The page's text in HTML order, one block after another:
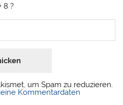
8 ?
um Spam zu reduzieren.
Kommentardaten